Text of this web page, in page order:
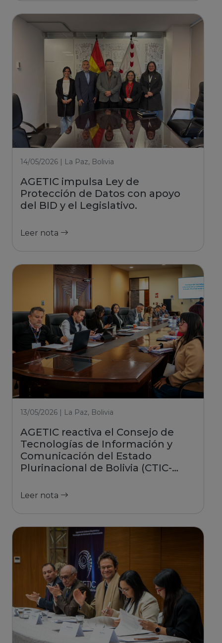
14/05/2026 | La Paz, Bolivia
AGETIC impulsa Ley de
Protección de Datos con apoyo
del BID y el Legislativo.
Leer nota
13/05/2026 | La Paz, Bolivia
AGETIC reactiva el Consejo de
Tecnologías de Información y
Comunicación del Estado
Plurinacional de Bolivia (CTIC-
gobernanza digital
Leer nota